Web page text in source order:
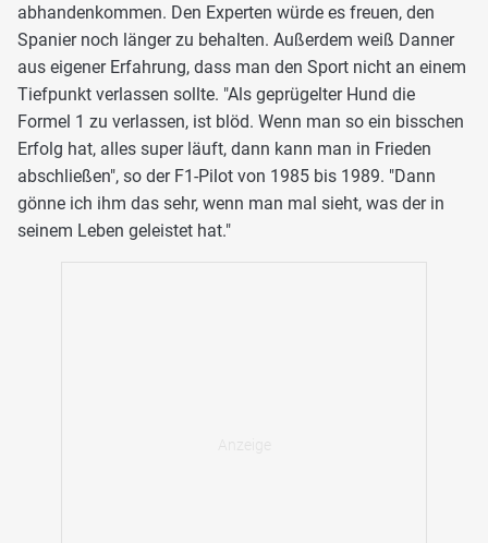
abhandenkommen. Den Experten würde es freuen, den
Spanier noch länger zu behalten. Außerdem weiß Danner
aus eigener Erfahrung, dass man den Sport nicht an einem
Tiefpunkt verlassen sollte. "Als geprügelter Hund die
Formel 1 zu verlassen, ist blöd. Wenn man so ein bisschen
Erfolg hat, alles super läuft, dann kann man in Frieden
abschließen", so der F1-Pilot von 1985 bis 1989. "Dann
gönne ich ihm das sehr, wenn man mal sieht, was der in
seinem Leben geleistet hat."